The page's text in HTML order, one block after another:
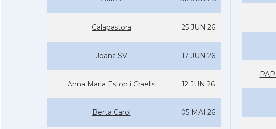
Calapastora 25 JUN 26
Joana SV 17 JUN 26
Anna Maria Estop i Graells 12 JUN 26
Berta Carol 05 MAI 26